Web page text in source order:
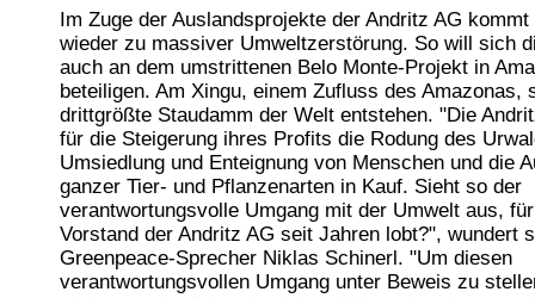
Im Zuge der Auslandsprojekte der Andritz AG
wieder zu massiver Umweltzerstörung. So will sich
auch an dem umstrittenen Belo Monte-Projekt in
beteiligen. Am Xingu, einem Zufluss des Amazonas,
drittgrößte Staudamm der Welt entstehen. "Die
für die Steigerung ihres Profits die Rodung des
Umsiedlung und Enteignung von Menschen und die
ganzer Tier- und Pflanzenarten in Kauf. Sieht so der
verantwortungsvolle Umgang mit der Umwelt aus,
Vorstand der Andritz AG seit Jahren lobt?", wundert
Greenpeace-Sprecher Niklas Schinerl. "Um diesen
verantwortungsvollen Umgang unter Beweis zu